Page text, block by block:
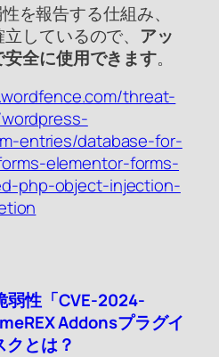
を報告する仕組み、
しているので、 アッ
全に使用できます。
threat-
entries/database-for-
elementor-forms-
php-object-injection-
弱性「CVE-2024-
Addonsプラグイ
クとは？